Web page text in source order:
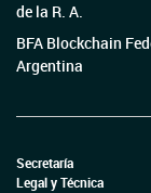
de la R. A.
BFA Blockchain
Argentina
Secretaría
Legal y Técnica